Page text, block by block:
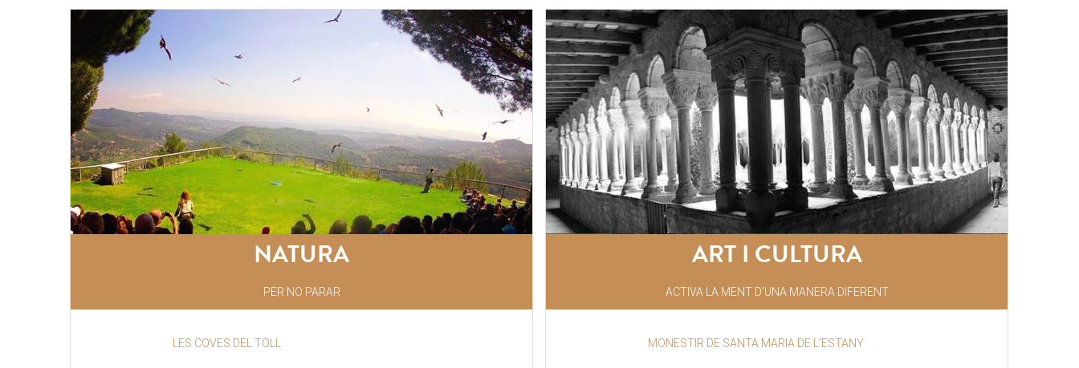
NATURA
PER NO PARAR
LES COVES DEL TOLL
ART I CULTURA
ACTIVA LA MENT D’UNA MANERA DIFERENT
MONESTIR DE SANTA MARIA DE L’ESTANY